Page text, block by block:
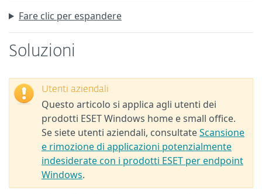
Fare clic per espandere
Soluzioni
Utenti aziendali
Questo articolo si applica agli utenti dei
prodotti ESET Windows home e small office.
Se siete utenti aziendali, consultateScansione
e rimozione di applicazioni potenzialmente
indesiderate con i prodotti ESET per endpoint
Windows.